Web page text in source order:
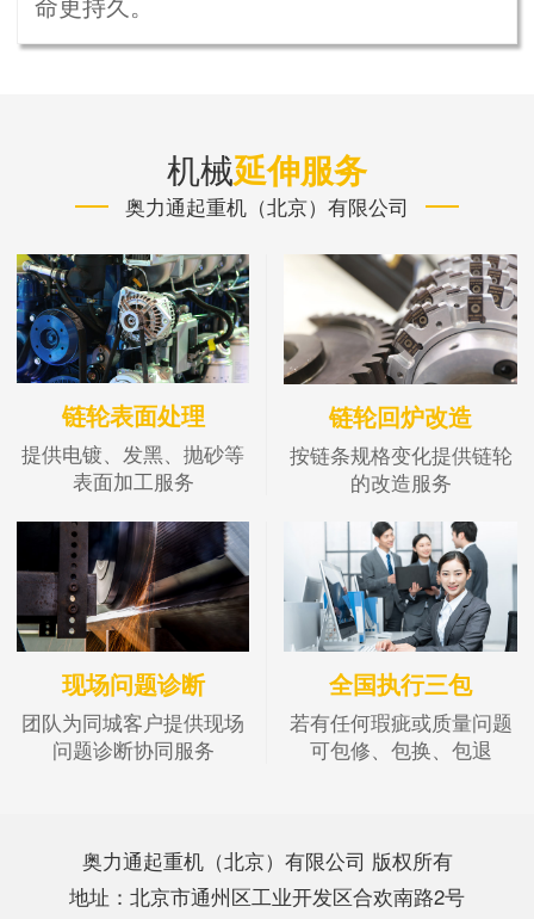
机械延伸服务
奥力通起重机（北京）有限公司
链轮表面处理
提供电镀、发黑、抛砂等
表面加工服务
链轮回炉改造
按链条规格变化提供链轮
的改造服务
现场问题诊断
团队为同城客户提供现场
问题诊断协同服务
全国执行三包
若有任何瑕疵或质量问题
可包修、包换、包退
奥力通起重机（北京）有限公司 版权所有
地址：北京市通州区工业开发区合欢南路2号